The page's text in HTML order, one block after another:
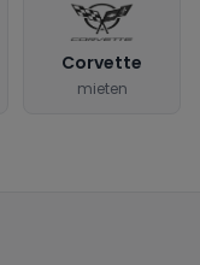
Corvette
mieten